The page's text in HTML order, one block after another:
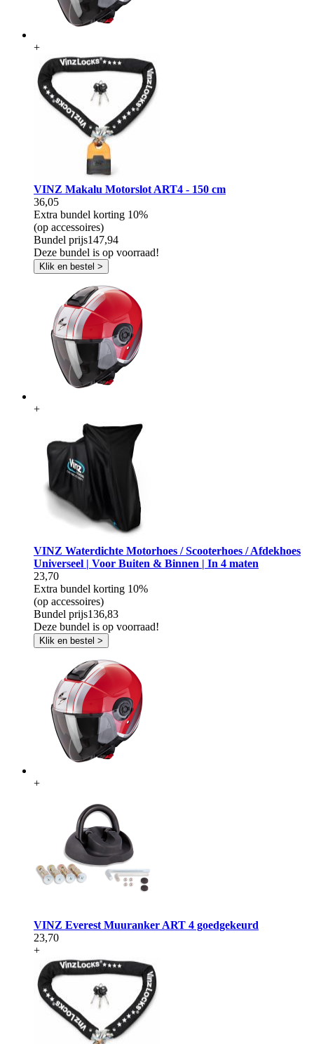
+
VINZ Makalu Motorslot ART4 - 150 cm
36,05
Extra bundel korting 10%
(op accessoires)
Bundel prijs147,94
Deze bundel is op voorraad!
Klik en bestel >
+
VINZ Waterdichte Motorhoes / Scooterhoes / Afdekhoes
Universeel | Voor Buiten & Binnen | In 4 maten
23,70
Extra bundel korting 10%
(op accessoires)
Bundel prijs136,83
Deze bundel is op voorraad!
Klik en bestel >
+
VINZ Everest Muuranker ART 4 goedgekeurd
23,70
+